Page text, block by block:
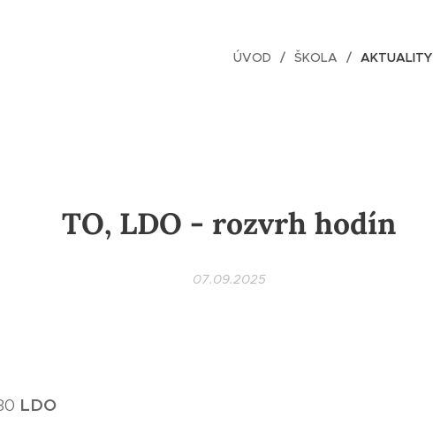
ÚVOD ŠKOLA AKTUALITY
TO, LDO - rozvrh hodín
07.09.2025
LDO